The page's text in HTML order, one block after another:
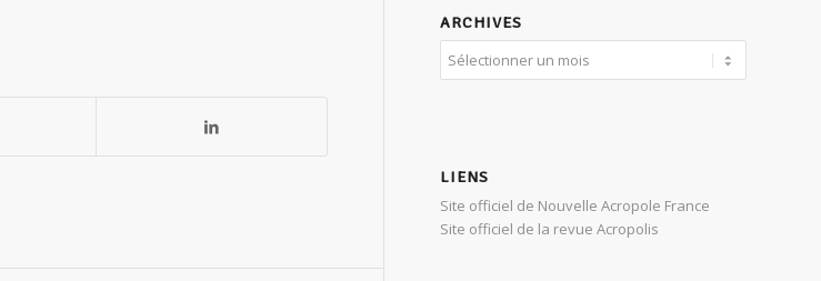
ARCHIVES
LIENS
Site officiel de Nouvelle Acropole France
Site officiel de la revue Acropolis